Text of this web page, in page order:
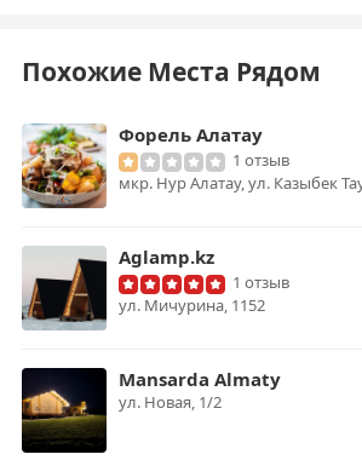
Похожие Места Рядом
Форель Алатау
1 отзыв
мкр. Нур Алатау, ул. Казыбек
Aglamp.kz
1 отзыв
ул. Мичурина, 1152
Mansarda Almaty
​ул. Новая, 1/2